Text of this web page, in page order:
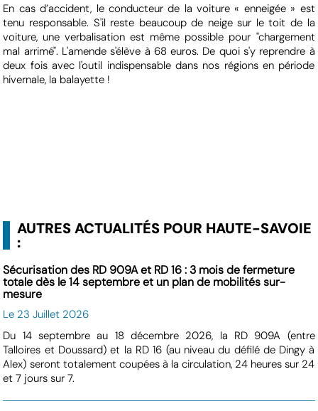
En cas d’accident, le conducteur de la voiture « enneigée » est
tenu responsable. S'il reste beaucoup de neige sur le toit de la
voiture, une verbalisation est même possible pour "chargement
mal arrimé". L'amende s'élève à 68 euros. De quoi s'y reprendre à
deux fois avec l'outil indispensable dans nos régions en période
hivernale, la balayette !
AUTRES ACTUALITÉS POUR HAUTE-SAVOIE
:
Sécurisation des RD 909A et RD 16 : 3 mois de fermeture
totale dès le 14 septembre et un plan de mobilités sur-
mesure
Le 23 Juillet 2026
Du 14 septembre au 18 décembre 2026, la RD 909A (entre
Talloires et Doussard) et la RD 16 (au niveau du défilé de Dingy à
Alex) seront totalement coupées à la circulation, 24 heures sur 24
et 7 jours sur 7.